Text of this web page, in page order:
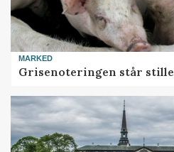
MARKED
Grisenoteringen står stille